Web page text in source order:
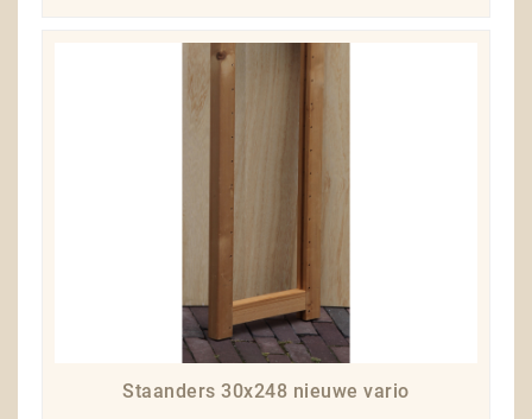
Staanders 30x248 nieuwe vario